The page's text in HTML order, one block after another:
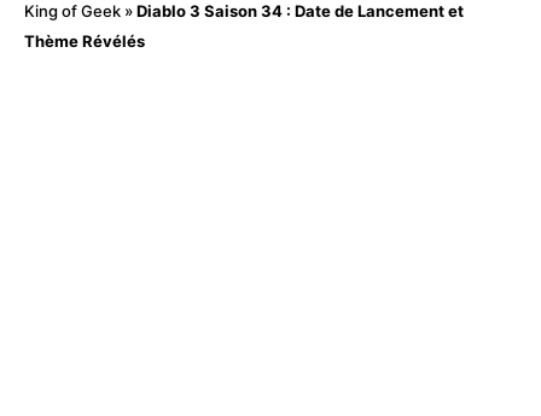
King of Geek »Diablo 3 Saison 34 : Date de Lancement et
Thème Révélés